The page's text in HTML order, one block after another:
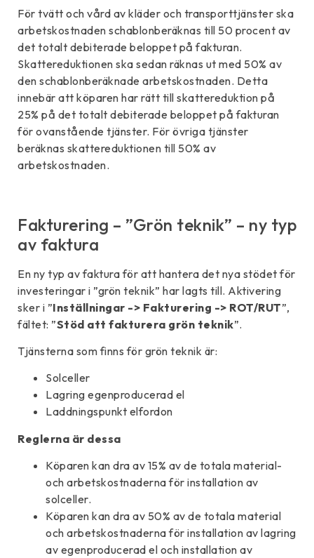
För tvätt och vård av kläder och transporttjänster ska
arbetskostnaden schablonberäknas till 50 procent av
det totalt debiterade beloppet på fakturan.
Skattereduktionen ska sedan räknas ut med 50% av
den schablonberäknade arbetskostnaden. Detta
innebär att köparen har rätt till skattereduktion på
25% på det totalt debiterade beloppet på fakturan
för ovanstående tjänster. För övriga tjänster
beräknas skattereduktionen till 50% av
arbetskostnaden.
Fakturering – ”Grön teknik” – ny typ
av faktura
En ny typ av faktura för att hantera det nya stödet för
investeringar i ”grön teknik” har lagts till. Aktivering
sker i ”Inställningar -> Fakturering -> ROT/RUT”,
fältet: ”Stöd att fakturera grön teknik”.
Tjänsterna som finns för grön teknik är:
Solceller
Lagring egenproducerad el
Laddningspunkt elfordon
Reglerna är dessa
Köparen kan dra av 15% av de totala material-
och arbetskostnaderna för installation av
solceller.
Köparen kan dra av 50% av de totala material
och arbetskostnaderna för installation av lagring
av egenproducerad el och installation av